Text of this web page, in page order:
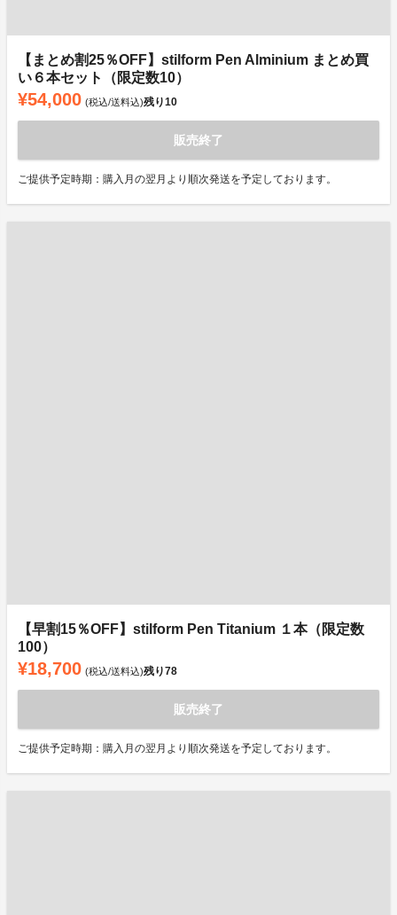
【まとめ割25％OFF】stilform Pen Alminium まとめ買
い６本セット（限定数10）
¥54,000 (税込/送料込)残り10
販売終了
ご提供予定時期：購入月の翌月より順次発送を予定しております。
【早割15％OFF】stilform Pen Titanium １本（限定数
100）
¥18,700 (税込/送料込)残り78
販売終了
ご提供予定時期：購入月の翌月より順次発送を予定しております。